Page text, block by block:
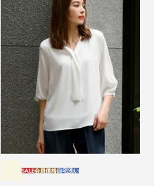
SALE会員価格自宅洗い